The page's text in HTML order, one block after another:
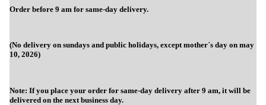
Order before 9 am for same-day delivery.
(No delivery on sundays and public holidays, except mother´s day on may
10, 2026)
Note: If you place your order for same-day delivery after 9 am, it will be
delivered on the next business day.